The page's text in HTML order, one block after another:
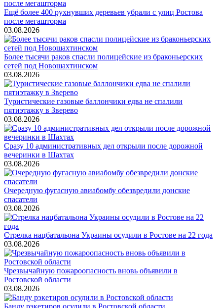
Ещё более 400 рухнувших деревьев убрали с улиц Ростова
после мегашторма
03.08.2026
Более тысячи раков спасли полицейские из браконьерских
сетей под Новошахтинском
03.08.2026
Туристические газовые баллончики едва не спалили
пятиэтажку в Зверево
03.08.2026
Сразу 10 административных дел открыли после дорожной
вечеринки в Шахтах
03.08.2026
Очередную фугасную авиабомбу обезвредили донские
спасатели
03.08.2026
Стрелка нацбатальона Украины осудили в Ростове на 22 года
03.08.2026
Чрезвычайную пожароопасность вновь объявили в
Ростовской области
03.08.2026
Банду рэкетиров осудили в Ростовской области